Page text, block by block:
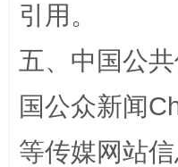
引用。
五、中国公
国公众新闻
等传媒网站